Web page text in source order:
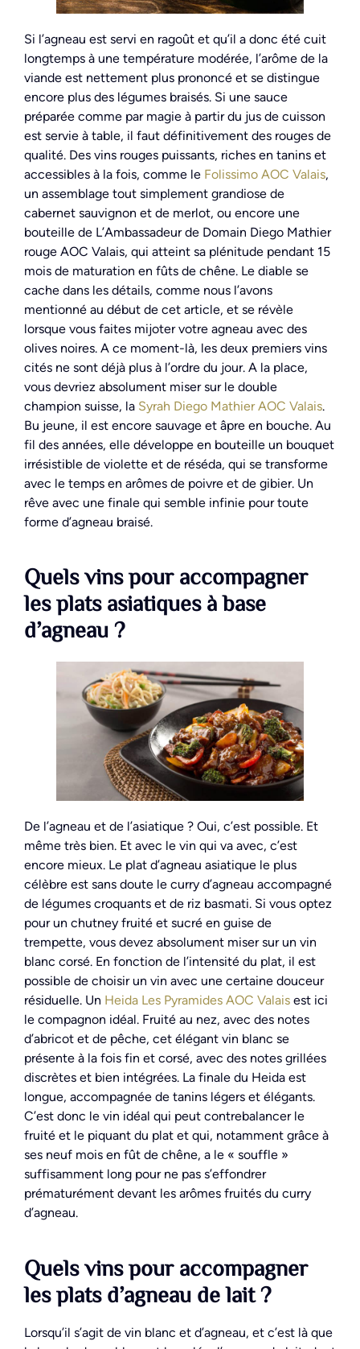
Si l’agneau est servi en ragoût et qu’il a donc été cuit
longtemps à une température modérée, l’arôme de la
viande est nettement plus prononcé et se distingue
encore plus des légumes braisés. Si une sauce
préparée comme par magie à partir du jus de cuisson
est servie à table, il faut définitivement des rouges de
qualité. Des vins rouges puissants, riches en tanins et
accessibles à la fois, comme le Folissimo AOC Valais,
un assemblage tout simplement grandiose de
cabernet sauvignon et de merlot, ou encore une
bouteille de L’Ambassadeur de Domain Diego Mathier
rouge AOC Valais, qui atteint sa plénitude pendant 15
mois de maturation en fûts de chêne. Le diable se
cache dans les détails, comme nous l’avons
mentionné au début de cet article, et se révèle
lorsque vous faites mijoter votre agneau avec des
olives noires. A ce moment-là, les deux premiers vins
cités ne sont déjà plus à l’ordre du jour. A la place,
vous devriez absolument miser sur le double
champion suisse, la Syrah Diego Mathier AOC Valais.
Bu jeune, il est encore sauvage et âpre en bouche. Au
fil des années, elle développe en bouteille un bouquet
irrésistible de violette et de réséda, qui se transforme
avec le temps en arômes de poivre et de gibier. Un
rêve avec une finale qui semble infinie pour toute
forme d’agneau braisé.
Quels vins pour accompagner
les plats asiatiques à base
d’agneau ?
De l’agneau et de l’asiatique ? Oui, c’est possible. Et
même très bien. Et avec le vin qui va avec, c’est
encore mieux. Le plat d’agneau asiatique le plus
célèbre est sans doute le curry d’agneau accompagné
de légumes croquants et de riz basmati. Si vous optez
pour un chutney fruité et sucré en guise de
trempette, vous devez absolument miser sur un vin
blanc corsé. En fonction de l’intensité du plat, il est
possible de choisir un vin avec une certaine douceur
résiduelle. Un Heida Les Pyramides AOC Valais est ici
le compagnon idéal. Fruité au nez, avec des notes
d’abricot et de pêche, cet élégant vin blanc se
présente à la fois fin et corsé, avec des notes grillées
discrètes et bien intégrées. La finale du Heida est
longue, accompagnée de tanins légers et élégants.
C’est donc le vin idéal qui peut contrebalancer le
fruité et le piquant du plat et qui, notamment grâce à
ses neuf mois en fût de chêne, a le « souffle »
suffisamment long pour ne pas s’effondrer
prématurément devant les arômes fruités du curry
d’agneau.
Quels vins pour accompagner
les plats d’agneau de lait ?
Lorsqu’il s’agit de vin blanc et d’agneau, et c’est là que